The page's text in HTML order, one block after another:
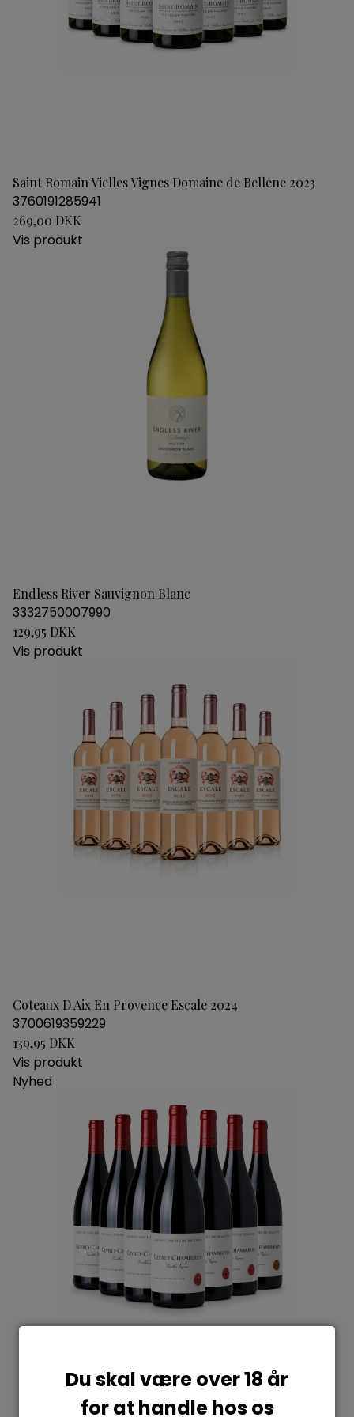
Du skal være over 18 år
for at handle hos os
Saint Romain Vielles Vignes Domaine de Bellene 2023
3760191285941
269,00 DKK
Vis produkt
Endless River Sauvignon Blanc
3332750007990
129,95 DKK
Vis produkt
Coteaux D Aix En Provence Escale 2024
3700619359229
139,95 DKK
Vis produkt
Nyhed